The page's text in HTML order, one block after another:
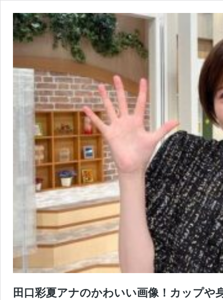
田口彩夏アナのかわいい画像！カップや